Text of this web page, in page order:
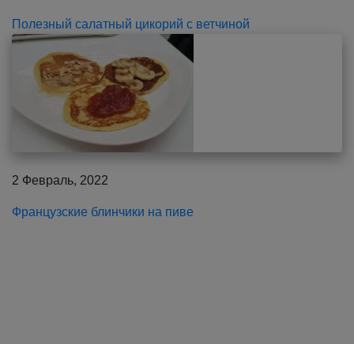
Полезный салатный цикорий с ветчиной
2 Февраль, 2022
Французские блинчики на пиве